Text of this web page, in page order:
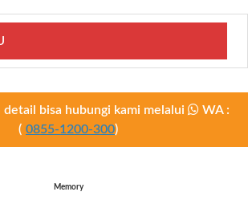
bisa hubungi kami melalui
WA :
( 0855-1200-300)
Memory